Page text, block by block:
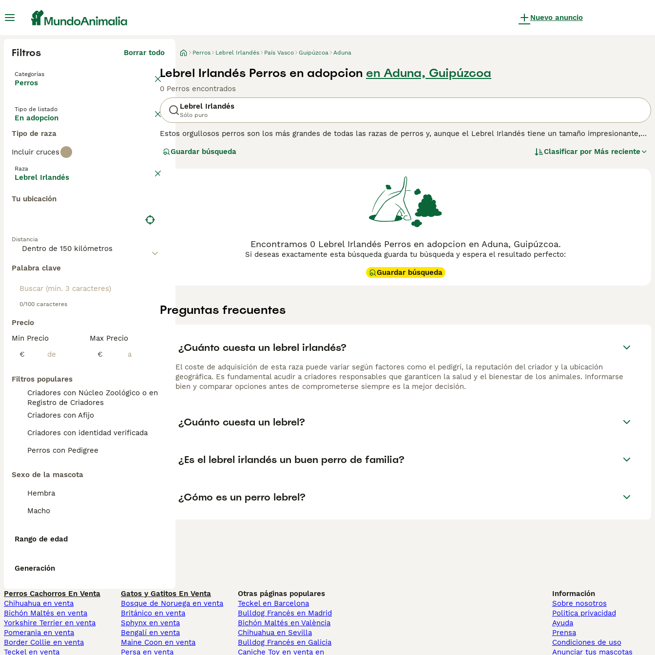
Nuevo anuncio
Filtros Borrar todo
Categorías
Perros
Tipo de listado
En adopcion
Tipo de raza
Incluir cruces
Raza
Lebrel Irlandés
Tu ubicación
Distancia
Palabra clave
0/100 caracteres
Precio
Min Precio
€
Max Precio
€
Filtros populares
Criadores con Núcleo Zoológico o en el
Registro de Criadores
Criadores con Afijo
Criadores con identidad verificada
Perros con Pedigree
Sexo de la mascota
Hembra
Macho
Rango de edad
Generación
Perros Lebrel Irlandés País Vasco Guipúzcoa Aduna
Lebrel Irlandés Perros en adopcion en Aduna, Guipúzcoa
0 Perros encontrados
Lebrel Irlandés
Sólo puro
Estos orgullosos perros son los más grandes de todas las razas de perros y, aunque el Lebrel Irlandés tiene un tamaño impresionante,
relajada y por su velocidad. Aunque el Lebrel Irlandés es grande, son perros perfectamente equilibrados que tienen un pelaje áspero que
para obtener información sobre esta raza de perro.
Guardar búsqueda Clasificar por Más reciente
Encontramos 0 Lebrel Irlandés Perros en adopcion en Aduna, Guipúzcoa.
Si deseas exactamente esta búsqueda guarda tu búsqueda y espera el resultado perfecto:
Guardar búsqueda
Preguntas frecuentes
¿Cuánto cuesta un lebrel irlandés?
El coste de adquisición de esta raza puede variar según factores como el pedigrí, la reputación del criador y la ubicación
geográfica. Es fundamental acudir a criadores responsables que garanticen la salud y el bienestar de los animales. Informarse
bien y comparar opciones antes de comprometerse siempre es la mejor decisión.
¿Cuánto cuesta un lebrel?
¿Es el lebrel irlandés un buen perro de familia?
¿Cómo es un perro lebrel?
Perros Cachorros En Venta
Chihuahua en venta
Bichón Maltés en venta
Yorkshire Terrier en venta
Pomerania en venta
Border Collie en venta
Teckel en venta
Gatos y Gatitos En Venta
Bosque de Noruega en venta
Británico en venta
Sphynx en venta
Bengalí en venta
Maine Coon en venta
Persa en venta
Otras páginas populares
Teckel en Barcelona
Bulldog Francés en Madrid
Bichón Maltés en València
Chihuahua en Sevilla
Bulldog Francés en Galicia
Caniche Toy en venta en
Información
Sobre nosotros
Politica privacidad
Ayuda
Prensa
Condiciones de uso
Anunciar tus mascotas